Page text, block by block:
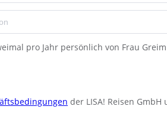
pro Jahr persönlich von Frau
der LISA! Reisen GmbH